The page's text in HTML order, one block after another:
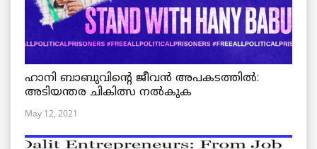
ഹാനി ബാബുവിന്റെ ജീവൻ അപകടത്തിൽ:
അടിയന്തര ചികിത്സ നൽകുക
May 12, 2021